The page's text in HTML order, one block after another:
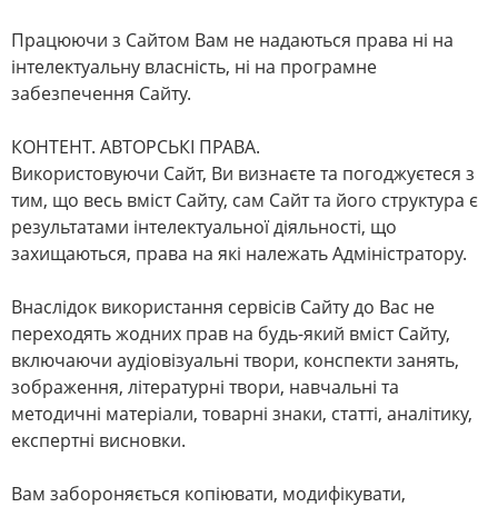
Працюючи з Сайтом Вам не надаються права ні на
інтелектуальну власність, ні на програмне
забезпечення Сайту.
КОНТЕНТ. АВТОРСЬКІ ПРАВА.
Використовуючи Сайт, Ви визнаєте та погоджуєтеся з
тим, що весь вміст Сайту, сам Сайт та його структура є
результатами інтелектуальної діяльності, що
захищаються, права на які належать Адміністратору.
Внаслідок використання сервісів Сайту до Вас не
переходять жодних прав на будь-який вміст Сайту,
включаючи аудіовізуальні твори, конспекти занять,
зображення, літературні твори, навчальні та
методичні матеріали, товарні знаки, статті, аналітику,
експертні висновки.
Вам забороняється копіювати, модифікувати,